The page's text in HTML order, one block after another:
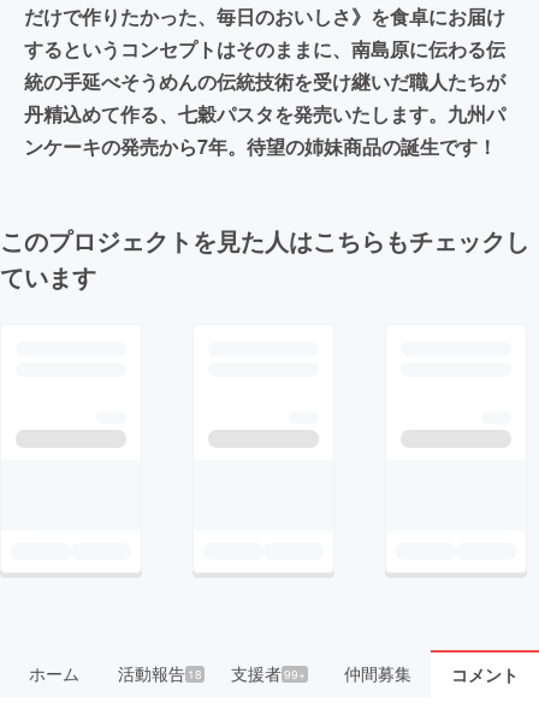
だけで作りたかった、毎日のおいしさ》を食卓にお届け
するというコンセプトはそのままに、南島原に伝わる伝
統の手延べそうめんの伝統技術を受け継いだ職人たちが
丹精込めて作る、七穀パスタを発売いたします。九州パ
ンケーキの発売から7年。待望の姉妹商品の誕生です！
このプロジェクトを見た人はこちらもチェックし
ています
ホーム 活動報告18 支援者99+ 仲間募集 コメント